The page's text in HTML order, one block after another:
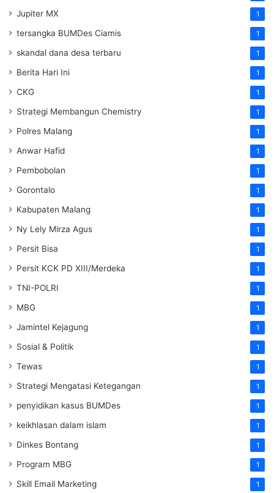
Jupiter MX 1
tersangka BUMDes Ciamis 1
skandal dana desa terbaru 1
Berita Hari Ini 1
CKG 1
Strategi Membangun Chemistry 1
Polres Malang 1
Anwar Hafid 1
Pembobolan 1
Gorontalo 1
Kabupaten Malang 1
Ny Lely Mirza Agus 1
Persit Bisa 1
Persit KCK PD XIII/Merdeka 1
TNI-POLRI 1
MBG 1
Jamintel Kejagung 1
Sosial & Politik 1
Tewas 1
Strategi Mengatasi Ketegangan 1
penyidikan kasus BUMDes 1
keikhlasan dalam islam 1
Dinkes Bontang 1
Program MBG 1
Skill Email Marketing 1